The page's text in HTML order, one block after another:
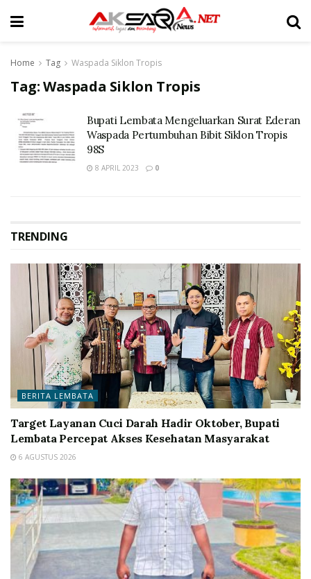
Home Tag Waspada Siklon Tropis
Tag:Waspada Siklon Tropis
Bupati Lembata Mengeluarkan Surat Ederan
Waspada Pertumbuhan Bibit Siklon Tropis
98S
8 APRIL 2023 0
TRENDING
BERITA LEMBATA
Target Layanan Cuci Darah Hadir Oktober, Bupati
Lembata Percepat Akses Kesehatan Masyarakat
6 AGUSTUS 2026